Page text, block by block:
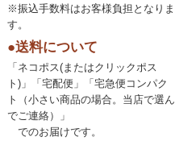
※振込手数料はお客様負担となりま
す。
●送料について
「ネコポス(またはクリックポス
ト)」「宅配便」「宅急便コンパク
ト（小さい商品の場合。当店で選ん
でご連絡）」
でのお届けです。